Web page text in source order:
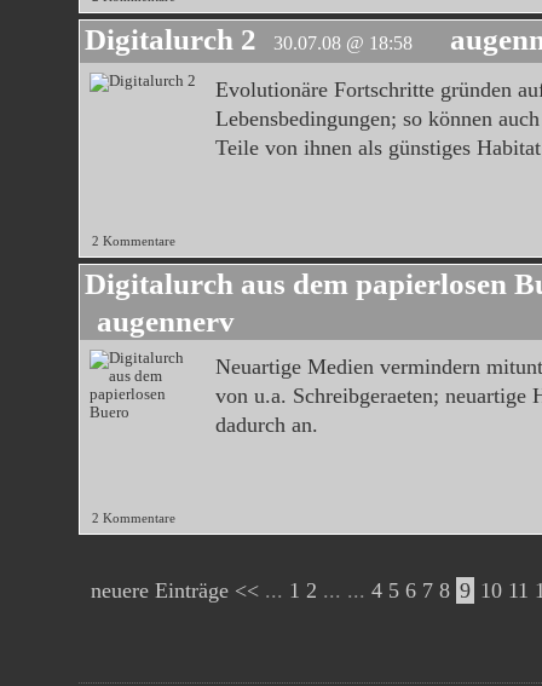
Digitalurch 2 30.07.08 @ 18:58
Evolutionäre Fortschritte gründen
Lebensbedingungen; so können
Teile von ihnen als günstiges
2 Kommentare
Digitalurch aus dem papierlosen
augennerv
Neuartige Medien vermindern
von u.a. Schreibgeraeten; neuartige
dadurch an.
2 Kommentare
neuere Einträge << ... 1 2 ... ... 4 5 6 7 8 9 10 11